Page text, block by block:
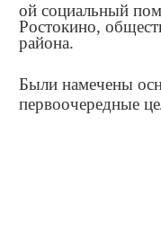
ой социальный
Ростокино,
района.
Были намечены
первоочередные